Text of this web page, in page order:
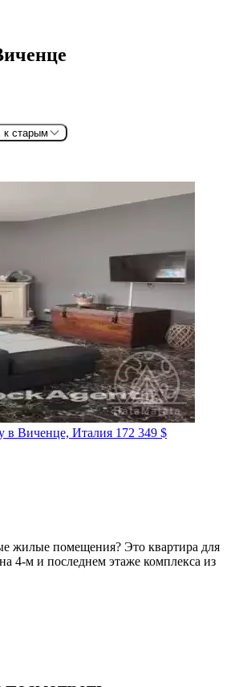
старым
в Виченце, Италия 172 349 $
жилые помещения? Это квартира для
4-м и последнем этаже комплекса из